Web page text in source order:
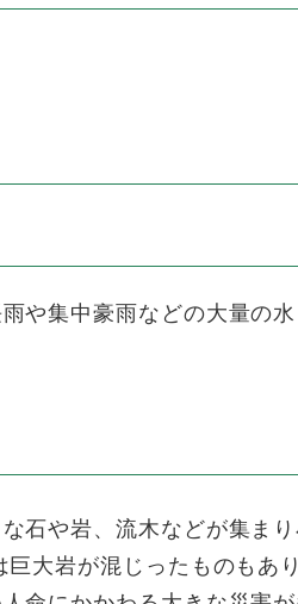
や集中豪雨などの大量の
石や岩、流木などが集ま
大岩が混じったものも